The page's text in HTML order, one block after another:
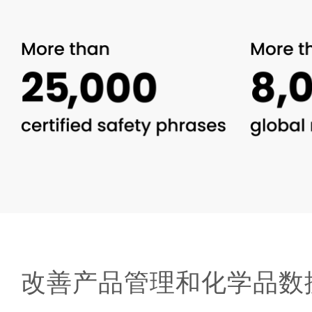
改善产品管理和化学品数